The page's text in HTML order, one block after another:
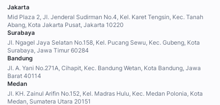
Jakarta
Mid Plaza 2, Jl. Jenderal Sudirman No.4, Kel. Karet Tengsin, Kec. Tanah
Abang, Kota Jakarta Pusat, Jakarta 10220
Surabaya
Jl. Ngagel Jaya Selatan No.158, Kel. Pucang Sewu, Kec. Gubeng, Kota
Surabaya, Jawa Timur 60284
Bandung
Jl. A. Yani No.271A, Cihapit, Kec. Bandung Wetan, Kota Bandung, Jawa
Barat 40114
Medan
Jl. KH. Zainul Arifin No.152, Kel. Madras Hulu, Kec. Medan Polonia, Kota
Medan, Sumatera Utara 20151